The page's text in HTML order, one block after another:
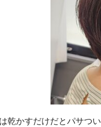
乾かすだけだとパサつ